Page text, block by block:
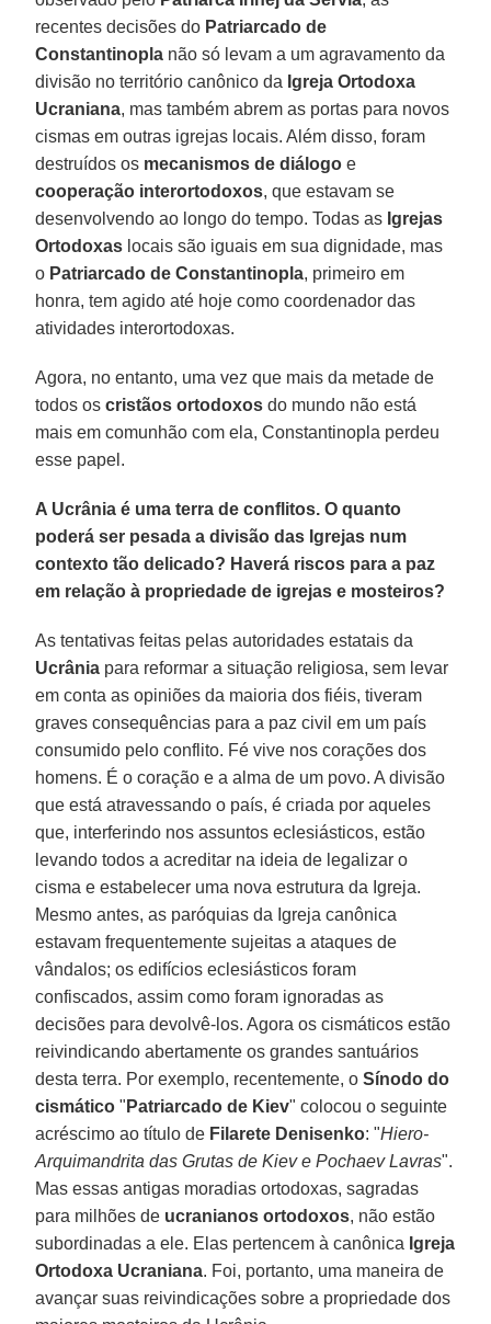
recentes decisões do Patriarcado de
Constantinopla não só levam a um agravamento da
divisão no território canônico da Igreja Ortodoxa
Ucraniana, mas também abrem as portas para novos
cismas em outras igrejas locais. Além disso, foram
destruídos os mecanismos de diálogo e
cooperação interortodoxos, que estavam se
desenvolvendo ao longo do tempo. Todas as Igrejas
Ortodoxas locais são iguais em sua dignidade, mas
o Patriarcado de Constantinopla, primeiro em
honra, tem agido até hoje como coordenador das
atividades interortodoxas.
Agora, no entanto, uma vez que mais da metade de
todos oscristãos ortodoxos do mundo não está
mais em comunhão com ela, Constantinopla perdeu
esse papel.
A Ucrânia é uma terra de conflitos. O quanto
poderá ser pesada a divisão das Igrejas num
contexto tão delicado? Haverá riscos para a paz
em relação à propriedade de igrejas e mosteiros?
As tentativas feitas pelas autoridades estatais da
Ucrânia para reformar a situação religiosa, sem levar
em conta as opiniões da maioria dos fiéis, tiveram
graves consequências para a paz civil em um país
consumido pelo conflito. Fé vive nos corações dos
homens. É o coração e a alma de um povo. A divisão
que está atravessando o país, é criada por aqueles
que, interferindo nos assuntos eclesiásticos, estão
levando todos a acreditar na ideia de legalizar o
cisma e estabelecer uma nova estrutura da Igreja.
Mesmo antes, as paróquias da Igreja canônica
estavam frequentemente sujeitas a ataques de
vândalos; os edifícios eclesiásticos foram
confiscados, assim como foram ignoradas as
decisões para devolvê-los. Agora os cismáticos estão
reivindicando abertamente os grandes santuários
desta terra. Por exemplo, recentemente, oSínodo do
cismático " Patriarcado de Kiev" colocou o seguinte
acréscimo ao título de Filarete Denisenko: "Hiero-
Arquimandrita das Grutas de Kiev e Pochaev Lavras".
Mas essas antigas moradias ortodoxas, sagradas
para milhões de ucranianos ortodoxos, não estão
subordinadas a ele. Elas pertencem à canônica Igreja
Ortodoxa Ucraniana. Foi, portanto, uma maneira de
avançar suas reivindicações sobre a propriedade dos